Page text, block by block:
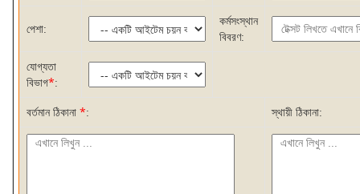
পেশা:
কর্মসংস্থান
বিবরণ:
যোগ্যতা
বিভাগ*:
বর্তমান ঠিকানা *: স্থায়ী ঠিকানা: